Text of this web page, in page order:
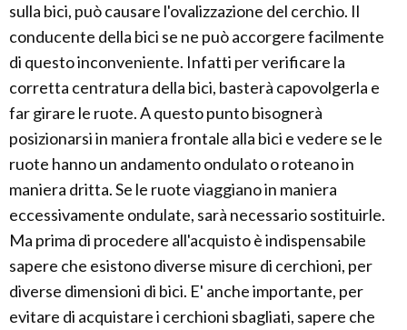
sulla bici, può causare l'ovalizzazione del cerchio. Il
conducente della bici se ne può accorgere facilmente
di questo inconveniente. Infatti per verificare la
corretta centratura della bici, basterà capovolgerla e
far girare le ruote. A questo punto bisognerà
posizionarsi in maniera frontale alla bici e vedere se le
ruote hanno un andamento ondulato o roteano in
maniera dritta. Se le ruote viaggiano in maniera
eccessivamente ondulate, sarà necessario sostituirle.
Ma prima di procedere all'acquisto è indispensabile
sapere che esistono diverse misure di cerchioni, per
diverse dimensioni di bici. E' anche importante, per
evitare di acquistare i cerchioni sbagliati, sapere che